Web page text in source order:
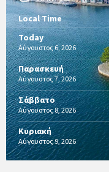
Local Time
Today
Αύγουστος 6, 2026
Παρασκευή
Αύγουστος 7, 2026
Σάββατο
Αύγουστος 8, 2026
Κυριακή
Αύγουστος 9, 2026